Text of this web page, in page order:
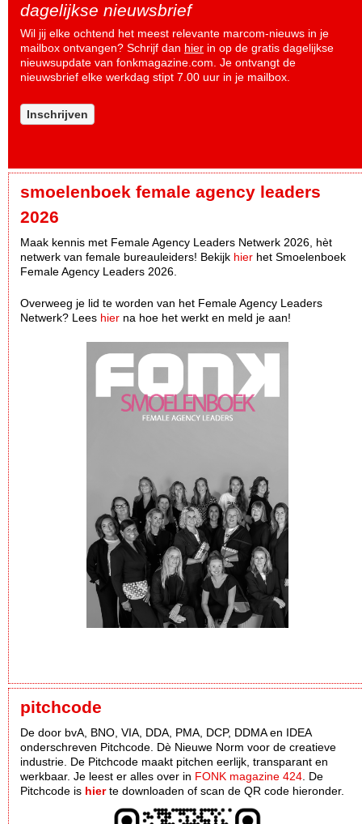
dagelijkse nieuwsbrief
Wil jij elke ochtend het meest relevante marcom-nieuws in je
mailbox ontvangen? Schrijf dan hier in op de gratis dagelijkse
nieuwsupdate van fonkmagazine.com. Je ontvangt de
nieuwsbrief elke werkdag stipt 7.00 uur in je mailbox.
Inschrijven
smoelenboek female agency leaders
2026
Maak kennis met Female Agency Leaders Netwerk 2026, hèt
netwerk van female bureauleiders! Bekijk hier het Smoelenboek
Female Agency Leaders 2026.
Overweeg je lid te worden van het Female Agency Leaders
Netwerk? Lees hier na hoe het werkt en meld je aan!
pitchcode
De door bvA, BNO, VIA, DDA, PMA, DCP, DDMA en IDEA
onderschreven Pitchcode. Dè Nieuwe Norm voor de creatieve
industrie. De Pitchcode maakt pitchen eerlijk, transparant en
werkbaar. Je leest er alles over in FONK magazine 424 . De
Pitchcode is hierte downloaden of scan de QR code hieronder.